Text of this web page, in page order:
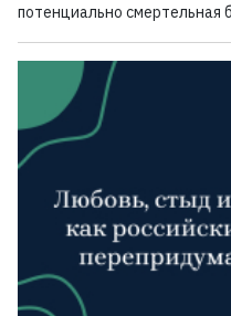
потенциально смертельная